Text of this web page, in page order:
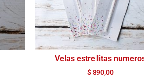
Velas estrellitas
$890,00